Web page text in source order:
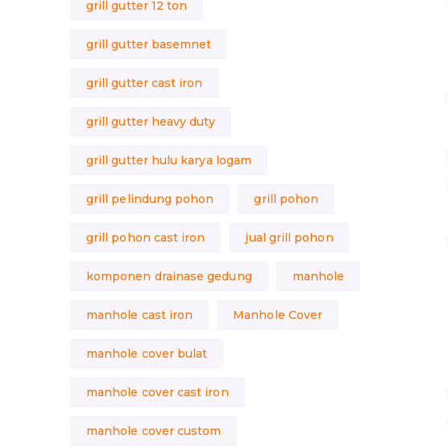
grill gutter 12 ton
grill gutter basemnet
grill gutter cast iron
grill gutter heavy duty
grill gutter hulu karya logam
grill pelindung pohon grill pohon
grill pohon cast iron jual grill pohon
komponen drainase gedung manhole
manhole cast iron Manhole Cover
manhole cover bulat
manhole cover cast iron
manhole cover custom